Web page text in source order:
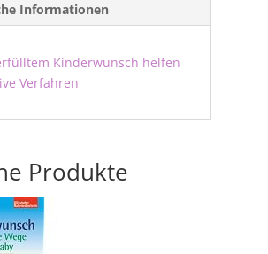
Informationen
Kinderwunsch helfen
Verfahren
Produkte